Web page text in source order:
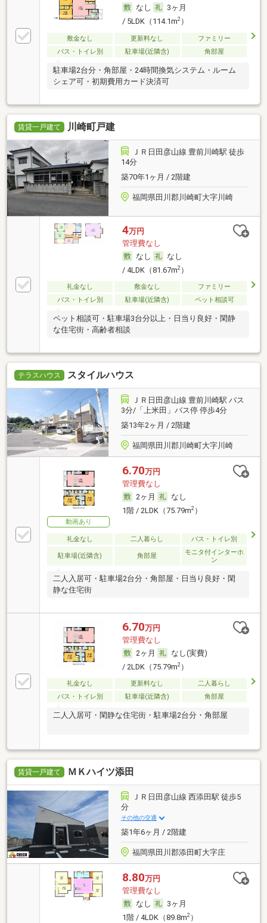
なし
3ヶ月
/ 5LDK（114.1m2）
敷金なし 更新料なし
ファミリー
バス・トイレ別
駐車場(近隣含) 角部屋
駐車場2台分・角部屋・24時間換気システム・ルーム
シェア可・初期費用カード決済可
賃貸一戸建て 川崎町戸建
ＪＲ日田彦山線 豊前川崎駅 徒歩
14分
築70年1ヶ月 / 2階建
福岡県田川郡川崎町大字川崎
4万円
管理費なし
なし
なし
/ 4LDK（81.67m2）
礼金なし 敷金なし
ファミリー
バス・トイレ別
駐車場(近隣含) ペット相談可
ペット相談可・駐車場3台分以上・日当り良好・閑静
な住宅街・高齢者相談
テラスハウス スタイルハウス
ＪＲ日田彦山線 豊前川崎駅 バス
3分/「上米田」バス停 停歩4分
築13年2ヶ月 / 2階建
福岡県田川郡川崎町大字川崎
動画あり
6.70万円
管理費なし
2ヶ月
なし
1階 / 2LDK（75.79m2）
礼金なし 二人暮らし バス・トイレ別
駐車場(近隣含) 角部屋
モニタ付インターホ
ン
二人入居可・駐車場2台分・角部屋・日当り良好・閑
静な住宅街
6.70万円
管理費なし
2ヶ月
なし(実費)
/ 2LDK（75.79m2）
礼金なし 更新料なし
二人暮らし
バス・トイレ別
駐車場(近隣含) 角部屋
二人入居可・閑静な住宅街・駐車場2台分・角部屋
賃貸一戸建て ＭＫハイツ添田
ＪＲ日田彦山線 西添田駅 徒歩5
分
その他の交通
築1年6ヶ月 / 2階建
福岡県田川郡添田町大字庄
8.80万円
管理費なし
なし
3ヶ月
1階 / 4LDK（89.8m2）